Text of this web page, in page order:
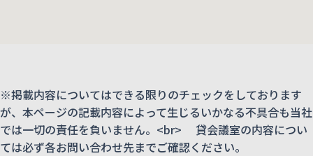
※掲載内容についてはできる限りのチェックをしております
が、本ページの記載内容によって生じるいかなる不具合も当社
では一切の責任を負いません。<br> 貸会議室の内容につい
ては必ず各お問い合わせ先までご確認ください。